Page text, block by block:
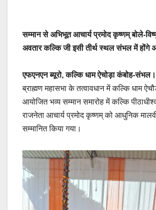
सम्मान से अभिभूत आचार्य प्रमोद कृष्णम् बोले-
अवतार कल्कि जी इसी तीर्थ स्थल संभल में होंगे
एफएनएन ब्यूरो, कल्कि धाम ऐचोड़ा कंबोह-संभल।
ब्राह्मण महासभा के तत्वावधान में कल्कि धाम
आयोजित भव्य सम्मान समारोह में कल्कि
राजनेता आचार्य प्रमोद कृष्णम् को आधुनिक
सम्मानित किया गया।